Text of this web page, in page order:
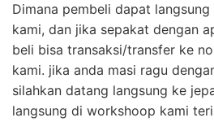
Dimana pembeli dapat
kami, dan jika sepakat dengan
beli bisa transaksi/transfer ke
kami. jika anda masi ragu
silahkan datang langsung ke
langsung di workshoop kami